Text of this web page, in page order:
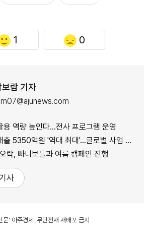
1 0
보람 기자
용 역량 높인다…전사 프로그램 운영
억원 '역대 최대'…글로벌 사업 성장 본격화
락, 빠니보틀과 여름 캠페인 진행
사
' 아주경제. 무단전재·재배포 금지